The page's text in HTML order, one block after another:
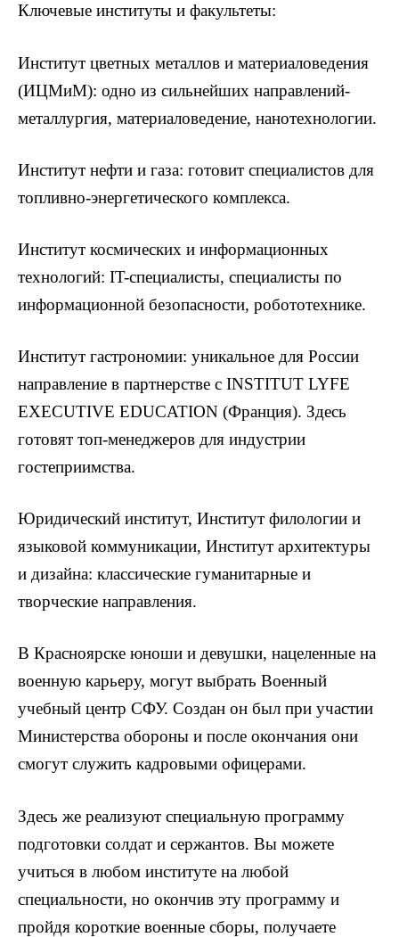
Ключевые институты и факультеты:
Институт цветных металлов и материаловедения
(ИЦМиМ): одно из сильнейших направлений-
металлургия, материаловедение, нанотехнологии.
Институт нефти и газа: готовит специалистов для
топливно-энергетического комплекса.
Институт космических и информационных
технологий: IT-специалисты, специалисты по
информационной безопасности, робототехнике.
Институт гастрономии: уникальное для России
направление в партнерстве с INSTITUT LYFE
EXECUTIVE EDUCATION (Франция). Здесь
готовят топ-менеджеров для индустрии
гостеприимства.
Юридический институт, Институт филологии и
языковой коммуникации, Институт архитектуры
и дизайна: классические гуманитарные и
творческие направления.
В Красноярске юноши и девушки, нацеленные на
военную карьеру, могут выбрать Военный
учебный центр СФУ. Создан он был при участии
Министерства обороны и после окончания они
смогут служить кадровыми офицерами.
Здесь же реализуют специальную программу
подготовки солдат и сержантов. Вы можете
учиться в любом институте на любой
специальности, но окончив эту программу и
пройдя короткие военные сборы, получаете